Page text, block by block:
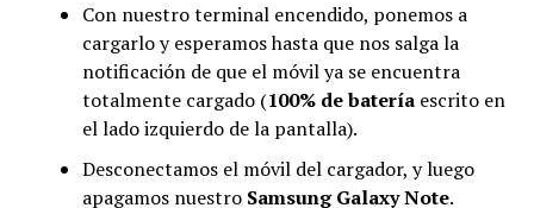
Con nuestro terminal encendido, ponemos a
cargarlo y esperamos hasta que nos salga la
notificación de que el móvilya se encuentra
totalmente cargado (100% de bateríaescrito en
el lado izquierdo de la pantalla).
Desconectamos el móvil del cargador, y luego
apagamos nuestro Samsung Galaxy Note.